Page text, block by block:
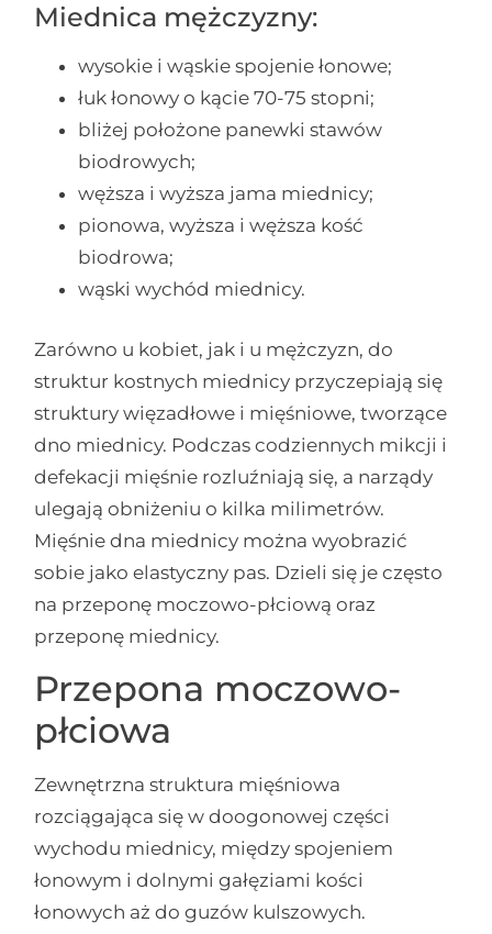
Miednica mężczyzny:
wysokie i wąskie spojenie łonowe;
łuk łonowy o kącie 70-75 stopni;
bliżej położone panewki stawów
biodrowych;
węższa i wyższa jama miednicy;
pionowa, wyższa i węższa kość
biodrowa;
wąski wychód miednicy.
Zarówno u kobiet, jak i u mężczyzn, do
struktur kostnych miednicy przyczepiają się
struktury więzadłowe i mięśniowe, tworzące
dno miednicy. Podczas codziennych mikcji i
defekacji mięśnie rozluźniają się, a narządy
ulegają obniżeniu o kilka milimetrów.
Mięśnie dna miednicy można wyobrazić
sobie jako elastyczny pas. Dzieli się je często
na przeponę moczowo-płciową oraz
przeponę miednicy.
Przepona moczowo-
płciowa
Zewnętrzna struktura mięśniowa
rozciągająca się w doogonowej części
wychodu miednicy, między spojeniem
łonowym i dolnymi gałęziami kości
łonowych aż do guzów kulszowych.